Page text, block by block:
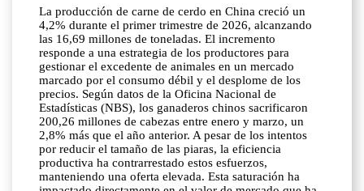
La producción de carne de cerdo en China creció un
4,2% durante el primer trimestre de 2026, alcanzando
las 16,69 millones de toneladas. El incremento
responde a una estrategia de los productores para
gestionar el excedente de animales en un mercado
marcado por el consumo débil y el desplome de los
precios. Según datos de la Oficina Nacional de
Estadísticas (NBS), los ganaderos chinos sacrificaron
200,26 millones de cabezas entre enero y marzo, un
2,8% más que el año anterior. A pesar de los intentos
por reducir el tamaño de las piaras, la eficiencia
productiva ha contrarrestado estos esfuerzos,
manteniendo una oferta elevada. Esta saturación ha